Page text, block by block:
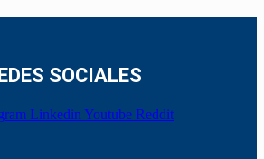
SOCIALES
Linkedin Youtube Reddit